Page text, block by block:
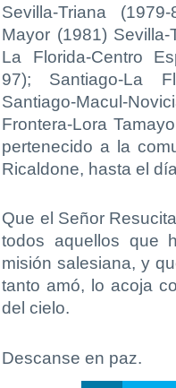
Sevilla-Triana
Mayor (1981)
La Florida-Centro
97); Santiago-La
Santiago-Macul-
Frontera-Lora
pertenecido a la
Ricaldone, hasta el
Que el Señor
todos aquellos que
misión salesiana, y
tanto amó, lo acoja
del cielo.
Descanse en paz.